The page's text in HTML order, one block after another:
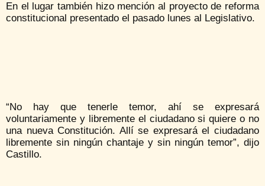
En el lugar también hizo mención al proyecto de reforma
constitucional presentado el pasado lunes al Legislativo.
“No hay que tenerle temor, ahí se expresará
voluntariamente y libremente el ciudadano si quiere o no
una nueva Constitución. Allí se expresará el ciudadano
libremente sin ningún chantaje y sin ningún temor”, dijo
Castillo.